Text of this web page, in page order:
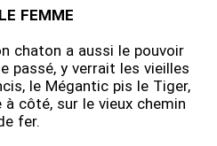
FEMME
chaton a aussi le pouvoir
passé, y verrait les vieilles
le Mégantic pis le Tiger,
côté, sur le vieux chemin
fer.